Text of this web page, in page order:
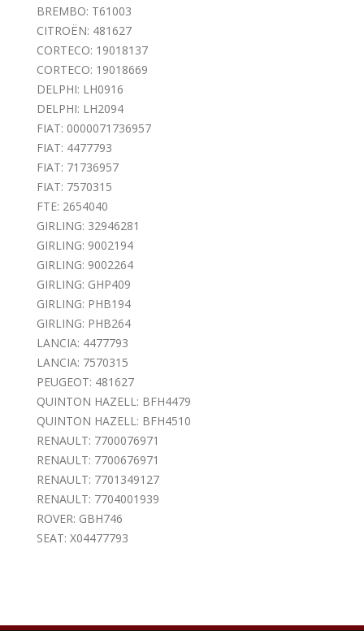
BREMBO: T61003
CITROËN: 481627
CORTECO: 19018137
CORTECO: 19018669
DELPHI: LH0916
DELPHI: LH2094
FIAT: 0000071736957
FIAT: 4477793
FIAT: 71736957
FIAT: 7570315
FTE: 2654040
GIRLING: 32946281
GIRLING: 9002194
GIRLING: 9002264
GIRLING: GHP409
GIRLING: PHB194
GIRLING: PHB264
LANCIA: 4477793
LANCIA: 7570315
PEUGEOT: 481627
QUINTON HAZELL: BFH4479
QUINTON HAZELL: BFH4510
RENAULT: 7700076971
RENAULT: 7700676971
RENAULT: 7701349127
RENAULT: 7704001939
ROVER: GBH746
SEAT: X04477793